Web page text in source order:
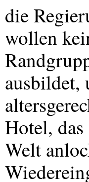
die
wollen
Hotel,
Welt